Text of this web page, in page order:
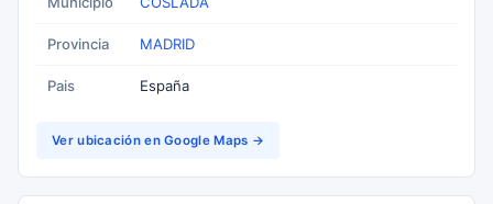
Provincia MADRID
Pais España
Ver ubicación en Google Maps →